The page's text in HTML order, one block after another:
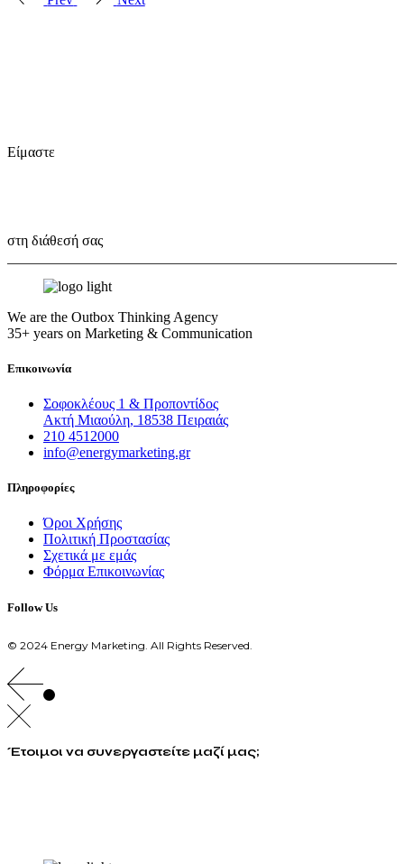
Είμαστε
στη διάθεσή σας
We are the Outbox Thinking Agency
35+ years on Marketing & Communication
Επικοινωνία
Σοφοκλέους 1 & Προποντίδος
Ακτή Μιαούλη, 18538 Πειραιάς
210 4512000
info@energymarketing.gr
Πληροφορίες
Όροι Χρήσης
Πολιτική Προστασίας
Σχετικά με εμάς
Φόρμα Επικοινωνίας
Follow Us
© 2024 Energy Marketing. All Rights Reserved.
Έτοιμοι να συνεργαστείτε μαζί μας;